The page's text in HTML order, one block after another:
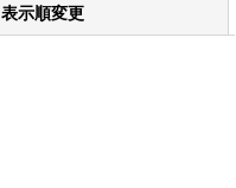
表示順変更